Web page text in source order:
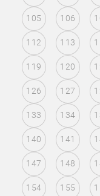
105 106
112 113
119 120
126 127
133 134
140 141
147 148
154 155